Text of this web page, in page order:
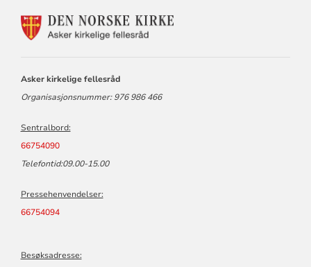
KONTAKTINFORMASJON
Asker kirkelige fellesråd
Organisasjonsnummer: 976 986 466
Sentralbord:
66754090
Telefontid:09.00-15.00
Pressehenvendelser:
66754094
Besøksadresse: